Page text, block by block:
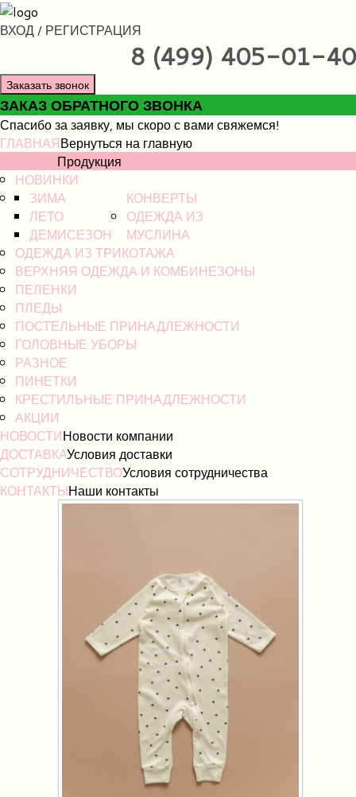
ВХОД / РЕГИСТРАЦИЯ
8 (499) 405-01-40
Заказать звонок
ЗАКАЗ ОБРАТНОГО ЗВОНКА
Спасибо за заявку, мы скоро с вами свяжемся!
ГЛАВНАЯВернуться на главную
Продукция
НОВИНКИ
КОНВЕРТЫ
ЗИМА
ЛЕТО
ДЕМИСЕЗОН
ОДЕЖДА ИЗ
МУСЛИНА
ОДЕЖДА ИЗ ТРИКОТАЖА
ВЕРХНЯЯ ОДЕЖДА И КОМБИНЕЗОНЫ
ПЕЛЕНКИ
ПЛЕДЫ
ПОСТЕЛЬНЫЕ ПРИНАДЛЕЖНОСТИ
ГОЛОВНЫЕ УБОРЫ
РАЗНОЕ
ПИНЕТКИ
КРЕСТИЛЬНЫЕ ПРИНАДЛЕЖНОСТИ
АКЦИИ
НОВОСТИНовости компании
ДОСТАВКАУсловия доставки
СОТРУДНИЧЕСТВОУсловия сотрудничества
КОНТАКТЫНаши контакты